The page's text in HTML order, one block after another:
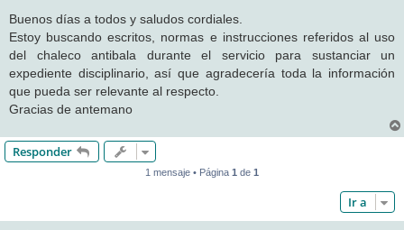
n
s
a
e
Buenos días a todos y saludos cordiales.
Estoy buscando escritos, normas e instrucciones referidos al uso
del chaleco antibala durante el servicio para sustanciar un
expediente disciplinario, así que agradecería toda la información
que pueda ser relevante al respecto.
Gracias de antemano
Responder
1 mensaje • Página 1 de 1
Ir a